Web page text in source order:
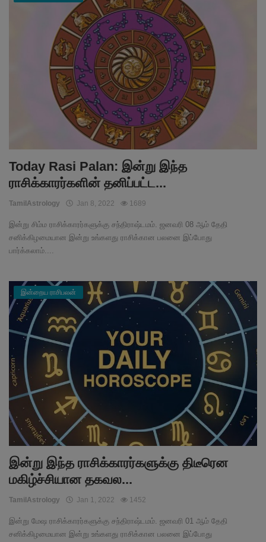
Today Rasi Palan: இன்று இந்த
ராசிக்காரர்களின் தனிப்பட்ட...
TamilAstrology Jan 8, 2022 1689
இன்று சிம்ம ராசிக்காரர்களுக்கு சந்திராஷ்டமம். ஜனவரி 08 ஆம் தேதி
சனிக்கிழமையான இன்று உங்களது ராசிக்கான பலனை இப்போது
பார்க்கலாம்....
இன்றைய ராசிபலன்
இன்று இந்த ராசிக்காரர்களுக்கு திடீரென
மகிழ்ச்சியான தகவல...
TamilAstrology Jan 1, 2022 1452
இன்று மேஷ ராசிக்காரர்களுக்கு சந்திராஷ்டமம். ஜனவரி 01 ஆம் தேதி
சனிக்கிழமையான இன்று உங்களது ராசிக்கான பலனை இப்போது